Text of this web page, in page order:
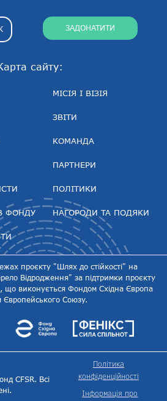
сайту:
ФОНДУ
МІСІЯ І ВІЗІЯ
ЗВІТИ
КОМАНДА
ПАРТНЕРИ
ПОЛІТИКИ
НАГОРОДИ ТА ПОДЯКИ
ЗАДОНАТИТИ
проєкту "Шлях до стійкості" на
Відродження" за підтримки проєкту
що виконується Фондом Східна Європа
Європейського Союзу.
CFSR. Всі
Політика
конфіденційності
Інформація про